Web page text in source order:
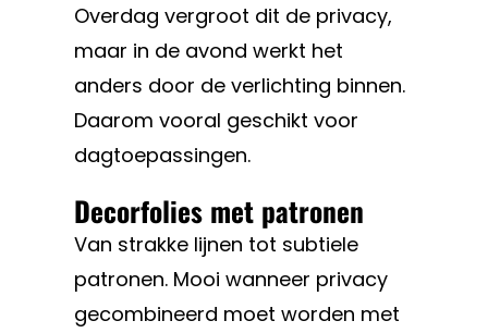
Overdag vergroot dit de privacy,
maar in de avond werkt het
anders door de verlichting binnen.
Daarom vooral geschikt voor
dagtoepassingen.
Decorfolies met patronen
Van strakke lijnen tot subtiele
patronen. Mooi wanneer privacy
gecombineerd moet worden met